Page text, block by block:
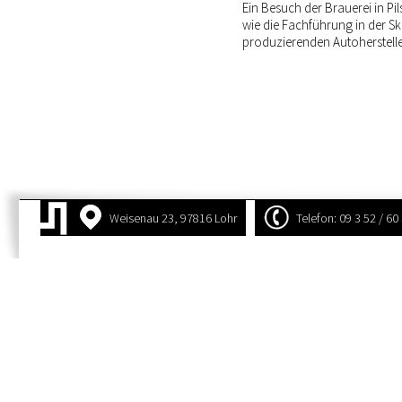
Ein Besuch der Brauerei in
wie die Fachführung in der
produzierenden
Weisenau 23, 97816 Lohr Telefon: 09 3 52 / 60